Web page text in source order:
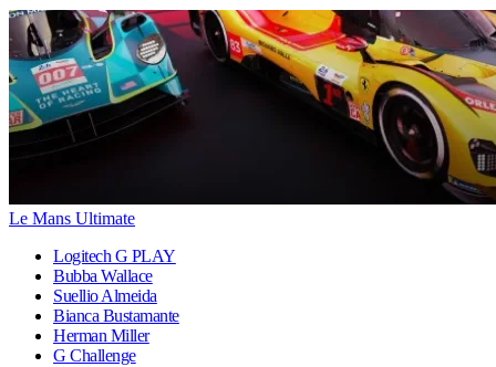
Le Mans Ultimate
Logitech G PLAY
Bubba Wallace
Suellio Almeida
Bianca Bustamante
Herman Miller
G Challenge